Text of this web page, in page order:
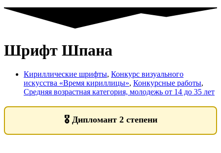
Шрифт Шпана
Кириллические шрифты, Конкурс визуального
искусства «Время кириллицы», Конкурсные работы,
Средняя возрастная категория, молодежь от 14 до 35 лет
🎖️ Дипломант 2 степени